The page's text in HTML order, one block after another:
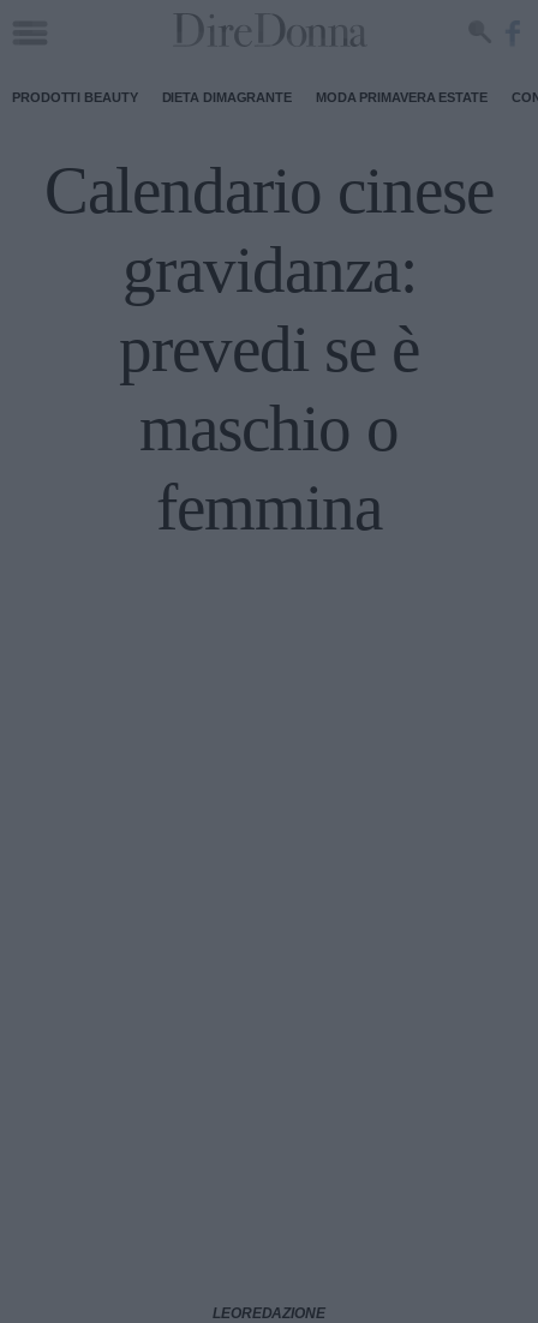
PRODOTTI BEAUTY DIETA DIMAGRANTE MODA PRIMAVERA ESTATE
Calendario cinese
gravidanza:
prevedi se è
maschio o
femmina
LEOREDAZIONE